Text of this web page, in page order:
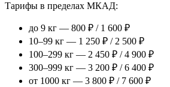
Тарифы в пределах МКАД:
до 9 кг — 800 ₽ / 1 600 ₽
10–99 кг — 1 250 ₽ / 2 500 ₽
100–299 кг — 2 450 ₽ / 4 900 ₽
300–999 кг — 3 200 ₽ / 6 400 ₽
от 1000 кг — 3 800 ₽ / 7 600 ₽